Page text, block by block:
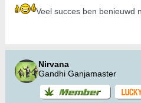
Veel succes ben benieuwd
Nirvana
Gandhi Ganjamaster